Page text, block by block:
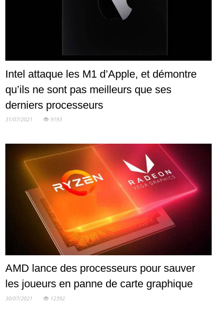
Intel attaque les M1 d’Apple, et démontre
qu’ils ne sont pas meilleurs que ses
derniers processeurs
31/07/2021 9193
AMD lance des processeurs pour sauver
les joueurs en panne de carte graphique
30/07/2021 12392